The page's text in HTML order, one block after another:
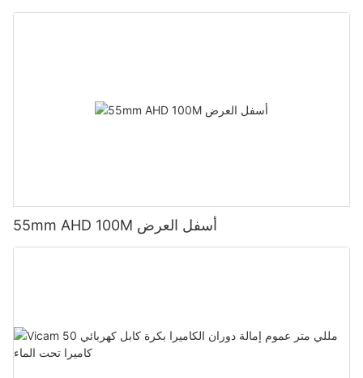
55mm AHD 100M أسفل العرض